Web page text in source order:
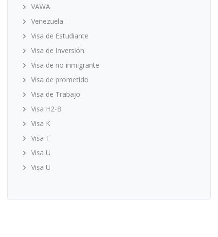
VAWA
Venezuela
Visa de Estudiante
Visa de Inversión
Visa de no inmigrante
Visa de prometido
Visa de Trabajo
Visa H2-B
Visa K
Visa T
Visa U
Visa U